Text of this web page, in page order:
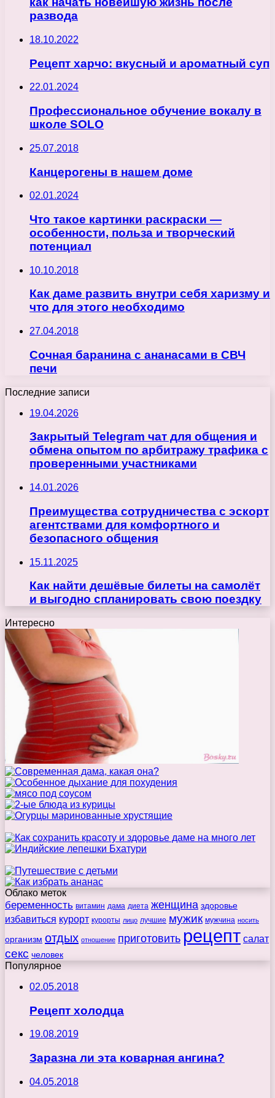
развода
18.10.2022
Рецепт харчо: вкусный и ароматный суп
22.01.2024
Профессиональное обучение вокалу в
школе SOLO
25.07.2018
Канцерогены в нашем доме
02.01.2024
Что такое картинки раскраски —
особенности, польза и творческий
потенциал
10.10.2018
Как даме развить внутри себя харизму и
что для этого необходимо
27.04.2018
Сочная баранина с ананасами в СВЧ
печи
Последние записи
19.04.2026
Закрытый Telegram чат для общения и
обмена опытом по арбитражу трафика с
проверенными участниками
14.01.2026
Преимущества сотрудничества с эскорт
агентствами для комфортного и
безопасного общения
15.11.2025
Как найти дешёвые билеты на самолёт
и выгодно спланировать свою поездку
Интересно
Облако меток
беременность витамин дама диета женщина здоровье
избавиться курорт курорты лицо лучшие мужик мужчина носить
организм отдых отношение приготовить рецепт салат
секс человек
Популярное
02.05.2018
Рецепт холодца
19.08.2019
Заразна ли эта коварная ангина?
04.05.2018